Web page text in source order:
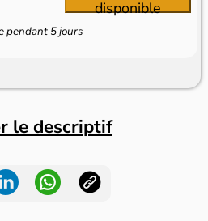
disponible
pendant 5 jours
le descriptif